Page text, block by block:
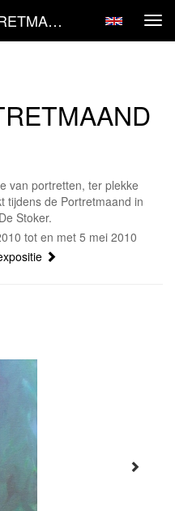
Maroesja Lacunes - PORTRETMAAND 2010
van portretten, ter plekke
tijdens de Portretmaand in
Stoker.
tot en met 5 mei 2010